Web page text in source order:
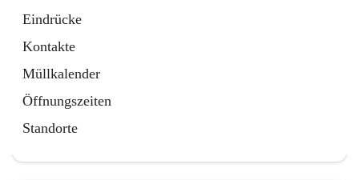
Eindrücke
Kontakte
Müllkalender
Öffnungszeiten
Standorte